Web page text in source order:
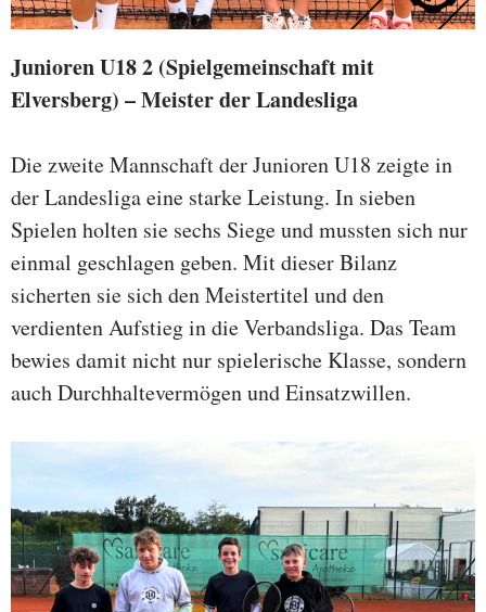
Junioren U18 2 (Spielgemeinschaft mit
Elversberg) – Meister der Landesliga
Die zweite Mannschaft der Junioren U18 zeigte in
der Landesliga eine starke Leistung. In sieben
Spielen holten sie sechs Siege und mussten sich nur
einmal geschlagen geben. Mit dieser Bilanz
sicherten sie sich den Meistertitel und den
verdienten Aufstieg in die Verbandsliga. Das Team
bewies damit nicht nur spielerische Klasse, sondern
auch Durchhaltevermögen und Einsatzwillen.